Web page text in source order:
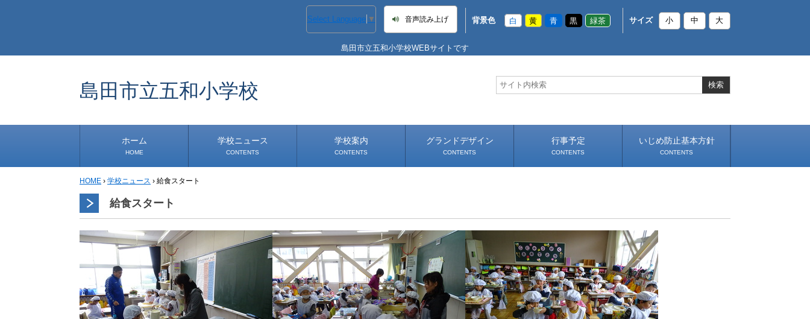
Select Language ▼ 音声読み上げ 背景色 白 黄 青 黒 緑茶 サイズ 小 中 大
島田市立五和小学校WEBサイトです
島田市立五和小学校
ホーム
HOME
学校ニュース
CONTENTS
学校から
安心・安全
1年生
2年生
3年生
4年生
5年生
6年生
事務・保健室から
児童会・部活から
研修
小中連携事業
その他
学校案内
CONTENTS
グランドデザイン
CONTENTS
行事予定
CONTENTS
いじめ防止基本方針
CONTENTS
HOME › 学校ニュース › 給食スタート
給食スタート